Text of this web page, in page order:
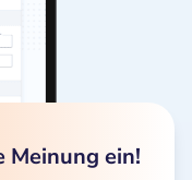
Meinung ein!